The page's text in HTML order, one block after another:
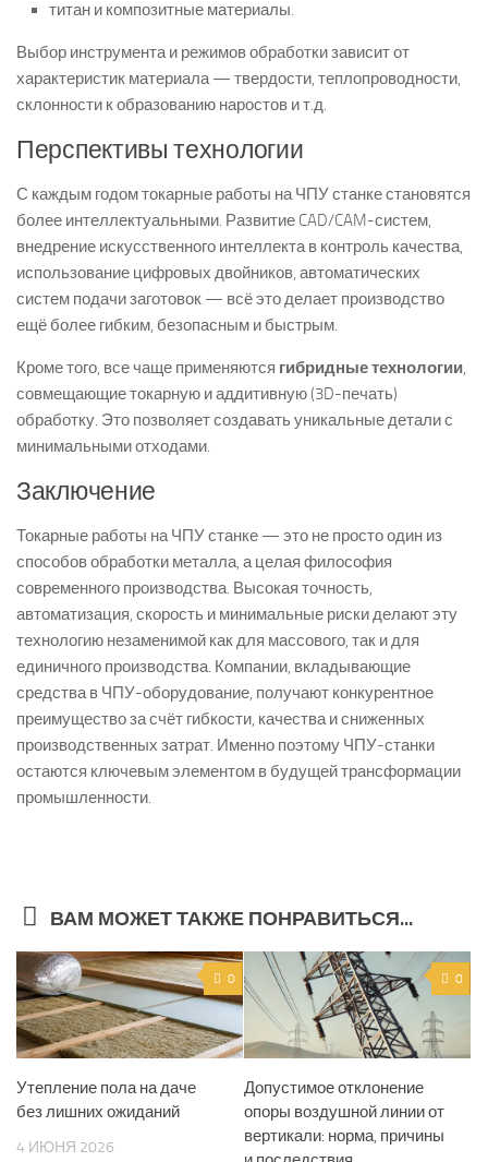
титан и композитные материалы.
Выбор инструмента и режимов обработки зависит от
характеристик материала — твердости, теплопроводности,
склонности к образованию наростов и т.д.
Перспективы технологии
С каждым годом токарные работы на ЧПУ станке становятся
более интеллектуальными. Развитие CAD/CAM-систем,
внедрение искусственного интеллекта в контроль качества,
использование цифровых двойников, автоматических
систем подачи заготовок — всё это делает производство
ещё более гибким, безопасным и быстрым.
Кроме того, все чаще применяются гибридные технологии,
совмещающие токарную и аддитивную (3D-печать)
обработку. Это позволяет создавать уникальные детали с
минимальными отходами.
Заключение
Токарные работы на ЧПУ станке — это не просто один из
способов обработки металла, а целая философия
современного производства. Высокая точность,
автоматизация, скорость и минимальные риски делают эту
технологию незаменимой как для массового, так и для
единичного производства. Компании, вкладывающие
средства в ЧПУ-оборудование, получают конкурентное
преимущество за счёт гибкости, качества и сниженных
производственных затрат. Именно поэтому ЧПУ-станки
остаются ключевым элементом в будущей трансформации
промышленности.
ВАМ МОЖЕТ ТАКЖЕ ПОНРАВИТЬСЯ...
0
Утепление пола на даче
без лишних ожиданий
4 ИЮНЯ 2026
0
Допустимое отклонение
опоры воздушной линии от
вертикали: норма, причины